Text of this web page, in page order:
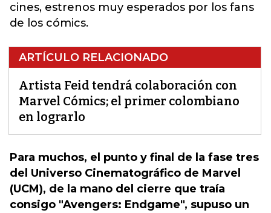
cines, estrenos muy esperados por los fans
de los cómics.
ARTÍCULO RELACIONADO
Artista Feid tendrá colaboración con
Marvel Cómics; el primer colombiano
en lograrlo
Para muchos, el punto y final de la fase tres
del Universo Cinematográfico de Marvel
(UCM), de la mano del cierre que traía
consigo "Avengers: Endgame", supuso un